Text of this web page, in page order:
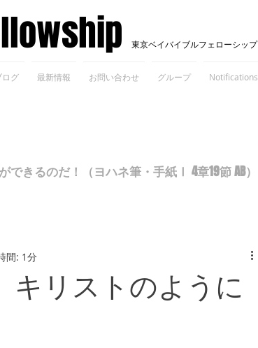
東京ベイバイブルフェローシップ
ログ 最新情報 お問い合わせ グループ Notifications
きるのだ！（ヨハネ筆・手紙Ⅰ 4章19節 AB）
リストのように
間: 1分